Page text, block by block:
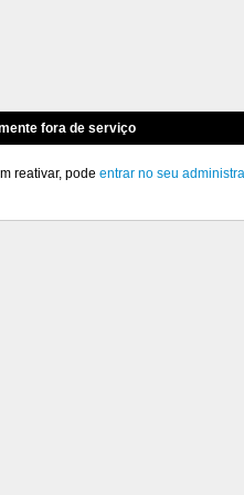
fora de serviço
reativar, pode entrar no seu